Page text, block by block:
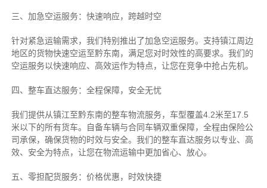
三、加急空运服务：快速响应，跨越时空
针对紧急运输需求，我们特别推出了加急空运服务。支持镇江周边
地区的货物快速空运至黔东南，满足您对时效性的高要求。我们的
空运服务以快速响应、高效运作为特点，让您在竞争中抢占先机。
四、整车直达服务：全程保障，安全无忧
我们提供从镇江至黔东南的整车物流服务，车型覆盖4.2米至17.5
米以下的所有货车。自备车辆与合同车辆双重保障，全程由保险公
司承保，确保货物的时效与安全。我们的整车直达服务以专业、高
效、安全为特点，让您在物流运输中更加省心、放心。
五、零担配货服务：价格优惠，时效快捷